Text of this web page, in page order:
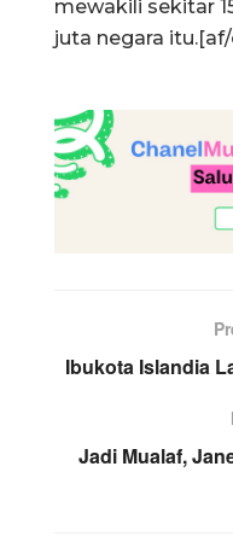
mewakili sekitar
juta negara
Ibukota Islandia
Jadi Mualaf,